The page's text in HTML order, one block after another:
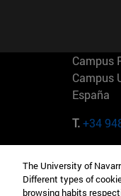
Campus
Campus
España
T.+34
Camino
Madrid
The University of
Different types of
browsing habits